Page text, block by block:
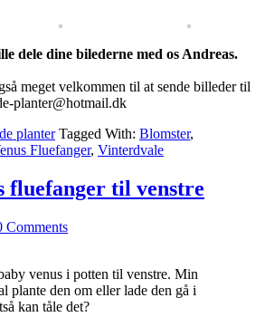
dele dine bilederne med os Andreas.
meget velkommen til at sende billeder til
planter@hotmail.dk
planter Tagged With: Blomster,
Fluefanger, Vinterdvale
fluefanger til venstre
Comments
venus i potten til venstre. Min
plante den om eller lade den gå i
kan tåle det?